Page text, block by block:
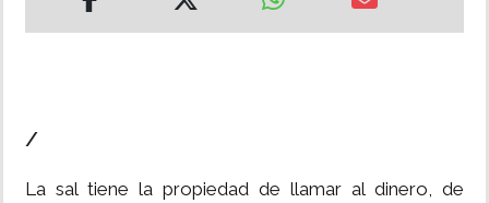
SHOW
/
La sal tiene la propiedad de llamar al dinero, de